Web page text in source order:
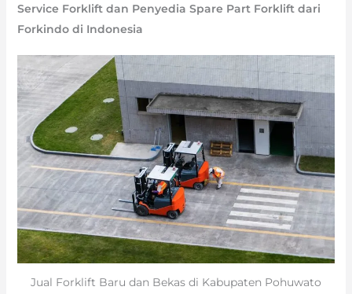
Service Forklift dan Penyedia Spare Part Forklift dari
Forkindo di Indonesia
Jual Forklift Baru dan Bekas di Kabupaten Pohuwato